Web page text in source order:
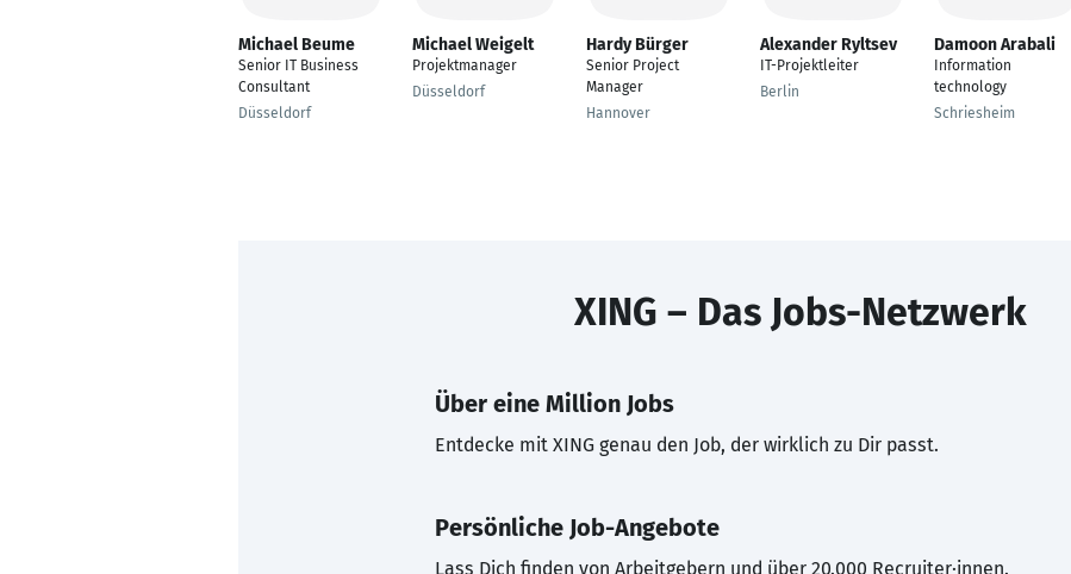
Michael Beume
Senior IT Business
Consultant
Düsseldorf
Michael Weigelt
Projektmanager
Düsseldorf
Hardy Bürger
Senior Project
Manager
Hannover
Alexander Ryltsev
IT-Projektleiter
Berlin
Damoon Arabali
Information
technology
Schriesheim
XING – Das Jobs-Netzwerk
Über eine Million Jobs
Entdecke mit XING genau den Job, der wirklich zu Dir passt.
Persönliche Job-Angebote
Lass Dich finden von Arbeitgebern und über 20.000 Recruiter·innen.